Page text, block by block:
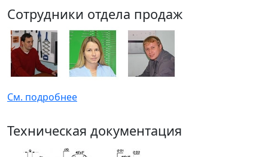
Сотрудники отдела продаж
См. подробнее
Техническая документация